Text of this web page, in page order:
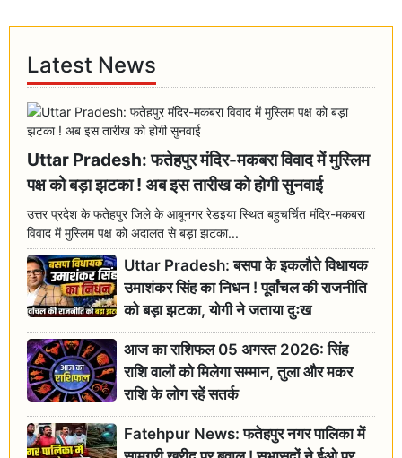
Latest News
Uttar Pradesh: फतेहपुर मंदिर-मकबरा विवाद में मुस्लिम
पक्ष को बड़ा झटका ! अब इस तारीख को होगी सुनवाई
उत्तर प्रदेश के फतेहपुर जिले के आबूनगर रेडइया स्थित बहुचर्चित मंदिर-मकबरा
विवाद में मुस्लिम पक्ष को अदालत से बड़ा झटका...
Uttar Pradesh: बसपा के इकलौते विधायक
उमाशंकर सिंह का निधन ! पूर्वांचल की राजनीति
को बड़ा झटका, योगी ने जताया दुःख
आज का राशिफल 05 अगस्त 2026: सिंह
राशि वालों को मिलेगा सम्मान, तुला और मकर
राशि के लोग रहें सतर्क
Fatehpur News: फतेहपुर नगर पालिका में